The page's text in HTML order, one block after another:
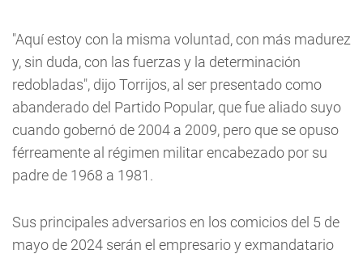
"Aquí estoy con la misma voluntad, con más madurez
y, sin duda, con las fuerzas y la determinación
redobladas", dijo Torrijos, al ser presentado como
abanderado del Partido Popular, que fue aliado suyo
cuando gobernó de 2004 a 2009, pero que se opuso
férreamente al régimen militar encabezado por su
padre de 1968 a 1981.
Sus principales adversarios en los comicios del 5 de
mayo de 2024 serán el empresario y exmandatario